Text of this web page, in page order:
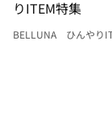
BELLUNA ひんやり